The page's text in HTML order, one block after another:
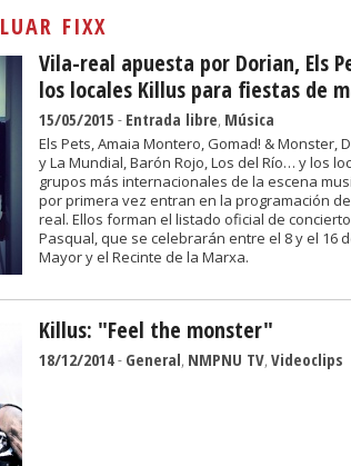
LUAR FIXX
Vila-real apuesta por Dorian, Els
los locales Killus para fiestas de
15/05/2015 - Entrada libre, Música
Els Pets, Amaia Montero, Gomad! & Monster,
y La Mundial, Barón Rojo, Los del Río… y los
grupos más internacionales de la escena
por primera vez entran en la programación
real. Ellos forman el listado oficial de
Pasqual, que se celebrarán entre el 8 y el 16
Mayor y el Recinte de la Marxa.
Killus: "Feel the monster"
18/12/2014- General, NMPNU TV, Videoclips